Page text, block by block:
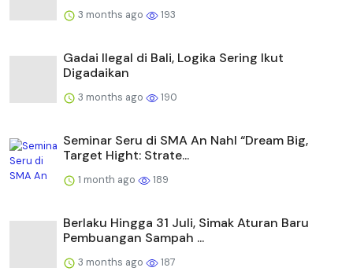
3 months ago 193
Gadai Ilegal di Bali, Logika Sering Ikut
Digadaikan
3 months ago 190
Seminar Seru di SMA An Nahl “Dream Big,
Target Hight: Strate...
1 month ago 189
Berlaku Hingga 31 Juli, Simak Aturan Baru
Pembuangan Sampah ...
3 months ago 187